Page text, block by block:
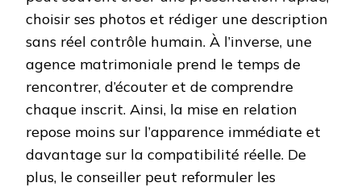
choisir ses photos et rédiger une description
sans réel contrôle humain. À l’inverse, une
agence matrimoniale prend le temps de
rencontrer, d’écouter et de comprendre
chaque inscrit. Ainsi, la mise en relation
repose moins sur l’apparence immédiate et
davantage sur la compatibilité réelle. De
plus, le conseiller peut reformuler les